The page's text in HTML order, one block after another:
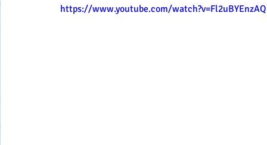
https://www.youtube.com/watch?v=Fl2uBYEnzAQ